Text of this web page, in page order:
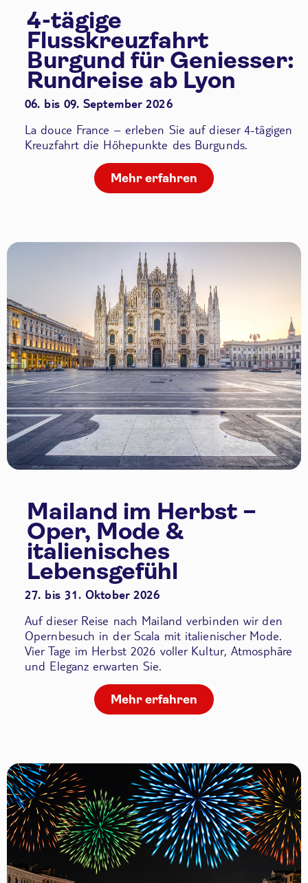
4-tägige
Flusskreuzfahrt
Burgund für Geniesser:
Rundreise ab Lyon
06. bis 09. September 2026
La douce France – erleben Sie auf dieser 4-tägigen
Kreuzfahrt die Höhepunkte des Burgunds.
Mehr erfahren
Mailand im Herbst –
Oper, Mode &
italienisches
Lebensgefühl
27. bis 31. Oktober 2026
Auf dieser Reise nach Mailand verbinden wir den
Opernbesuch in der Scala mit italienischer Mode.
Vier Tage im Herbst 2026 voller Kultur, Atmosphäre
und Eleganz erwarten Sie.
Mehr erfahren